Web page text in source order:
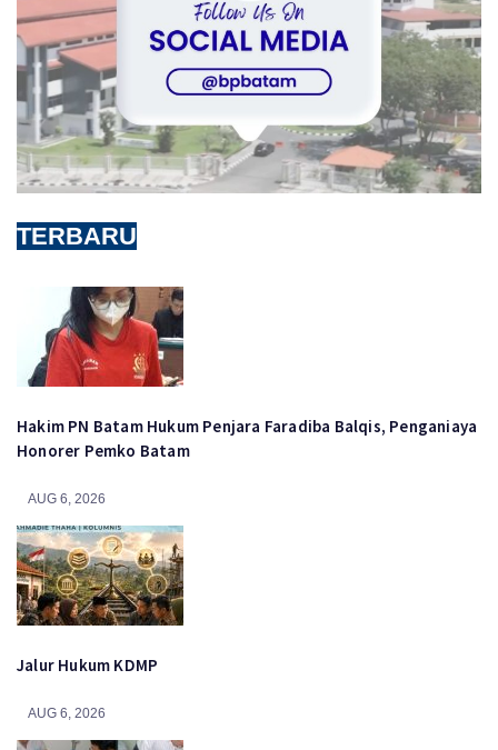
TERBARU
Hakim PN Batam Hukum Penjara Faradiba Balqis, Penganiaya
Honorer Pemko Batam
AUG 6, 2026
Jalur Hukum KDMP
AUG 6, 2026